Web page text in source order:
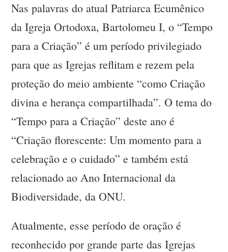
Nas palavras do atual Patriarca Ecumênico
da Igreja Ortodoxa, Bartolomeu I, o “Tempo
para a Criação” é um período privilegiado
para que as Igrejas reflitam e rezem pela
proteção do meio ambiente “como Criação
divina e herança compartilhada”. O tema do
“Tempo para a Criação” deste ano é
“Criação florescente: Um momento para a
celebração e o cuidado” e também está
relacionado ao Ano Internacional da
Biodiversidade, da ONU.
Atualmente, esse período de oração é
reconhecido por grande parte das Igrejas